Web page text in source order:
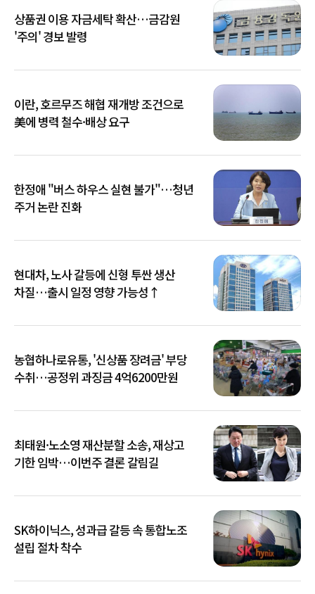
상품권 이용 자금세탁 확산…금감원
'주의' 경보 발령
이란, 호르무즈 해협 재개방 조건으로
美에 병력 철수·배상 요구
한정애 "버스 하우스 실현 불가"…청년
주거 논란 진화
현대차, 노사 갈등에 신형 투싼 생산
차질…출시 일정 영향 가능성↑
농협하나로유통, '신상품 장려금' 부당
수취…공정위 과징금 4억6200만원
최태원·노소영 재산분할 소송, 재상고
기한 임박…이번주 결론 갈림길
SK하이닉스, 성과급 갈등 속 통합노조
설립 절차 착수